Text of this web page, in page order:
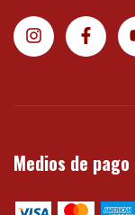
Medios de pago